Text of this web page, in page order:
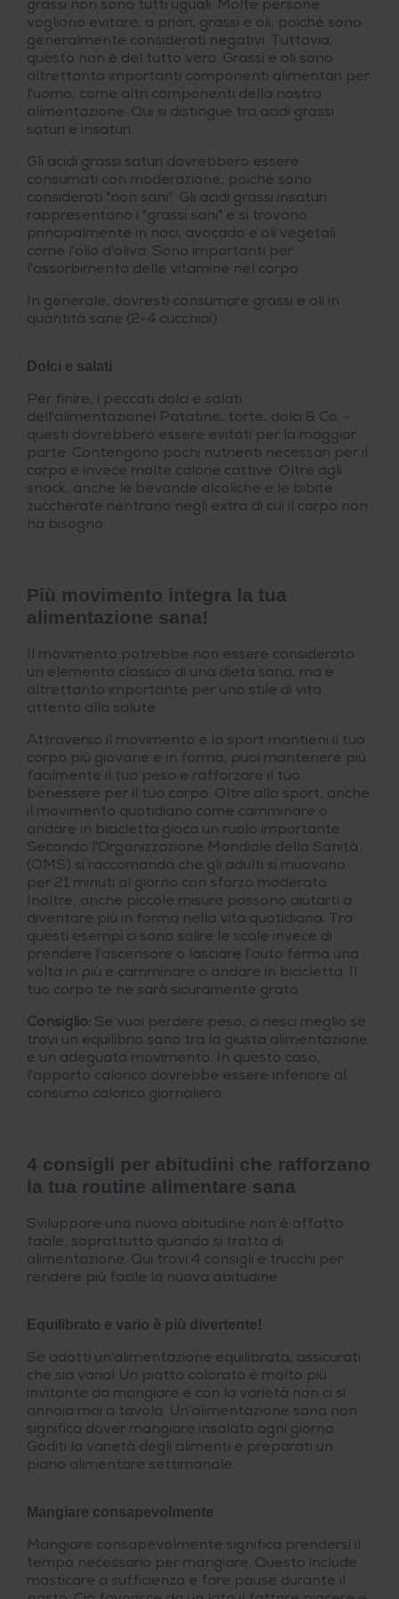
grassi non sono tutti uguali. Molte persone
vogliono evitare, a priori, grassi e oli, poiché sono
generalmente considerati negativi. Tuttavia,
questo non è del tutto vero. Grassi e oli sono
altrettanto importanti componenti alimentari per
l'uomo, come altri componenti della nostra
alimentazione. Qui si distingue tra acidi grassi
saturi e insaturi.
Gli acidi grassi saturi dovrebbero essere
consumati con moderazione, poiché sono
considerati "non sani". Gli acidi grassi insaturi
rappresentano i "grassi sani" e si trovano
principalmente in noci, avocado e oli vegetali
come l'olio d'oliva. Sono importanti per
l'assorbimento delle vitamine nel corpo.
In generale, dovresti consumare grassi e oli in
quantità sane (2-4 cucchiai).
Dolci e salati
Per finire, i peccati dolci e salati
dell'alimentazione! Patatine, torte, dolci & Co. -
questi dovrebbero essere evitati per la maggior
parte. Contengono pochi nutrienti necessari per il
corpo e invece molte calorie cattive. Oltre agli
snack, anche le bevande alcoliche e le bibite
zuccherate rientrano negli extra di cui il corpo non
ha bisogno.
Più movimento integra la tua
alimentazione sana!
Il movimento potrebbe non essere considerato
un elemento classico di una dieta sana, ma è
altrettanto importante per uno stile di vita
attento alla salute.
Attraverso il movimento e lo sport mantieni il tuo
corpo più giovane e in forma, puoi mantenere più
facilmente il tuo peso e rafforzare il tuo
benessere per il tuo corpo. Oltre allo sport, anche
il movimento quotidiano come camminare o
andare in bicicletta gioca un ruolo importante.
Secondo l'Organizzazione Mondiale della Sanità
(OMS) si raccomanda che gli adulti si muovano
per 21 minuti al giorno con sforzo moderato.
Inoltre, anche piccole misure possono aiutarti a
diventare più in forma nella vita quotidiana. Tra
questi esempi ci sono salire le scale invece di
prendere l'ascensore o lasciare l'auto ferma una
volta in più e camminare o andare in bicicletta. Il
tuo corpo te ne sarà sicuramente grato.
Consiglio: Se vuoi perdere peso, ci riesci meglio se
trovi un equilibrio sano tra la giusta alimentazione
e un adeguato movimento. In questo caso,
l'apporto calorico dovrebbe essere inferiore al
consumo calorico giornaliero.
4 consigli per abitudini che rafforzano
la tua routine alimentare sana
Sviluppare una nuova abitudine non è affatto
facile, soprattutto quando si tratta di
alimentazione. Qui trovi 4 consigli e trucchi per
rendere più facile la nuova abitudine.
Equilibrato e vario è più divertente!
Se adotti un'alimentazione equilibrata, assicurati
che sia varia! Un piatto colorato è molto più
invitante da mangiare e con la varietà non ci si
annoia mai a tavola. Un'alimentazione sana non
significa dover mangiare insalata ogni giorno.
Goditi la varietà degli alimenti e preparati un
piano alimentare settimanale.
Mangiare consapevolmente
Mangiare consapevolmente significa prendersi il
tempo necessario per mangiare. Questo include
masticare a sufficienza e fare pause durante il